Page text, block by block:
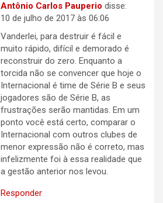
Antônio Carlos Pauperio disse:
10 de julho de 2017 às 06:06
Vanderlei, para destruir é fácil e
muito rápido, difícil e demorado é
reconstruir do zero. Enquanto a
torcida não se convencer que hoje o
Internacional é time de Série B e seus
jogadores são de Série B, as
frustrações serão mantidas. Em um
ponto você está certo, comparar o
Internacional com outros clubes de
menor expressão não é correto, mas
infelizmente foi à essa realidade que
a gestão anterior nos levou.
Responder